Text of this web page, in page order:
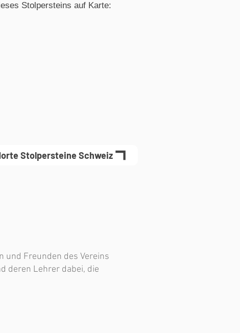
Stolpersteins auf Karte:
Stolpersteine Schweiz
und Freunden des Vereins
deren Lehrer dabei, die